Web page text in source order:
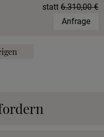
statt 6.310,00 €
Anfrage